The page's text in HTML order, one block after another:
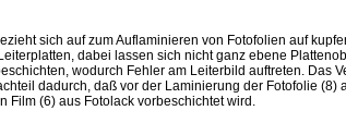
sich auf zum Auflaminieren von Fotofolien auf
dabei lassen sich nicht ganz ebene
wodurch Fehler am Leiterbild auftre­ten. Das
dadurch, daß vor der Laminierung der Fotofolie (8)
Film (6) aus Fotolack vorbeschichtet wird.